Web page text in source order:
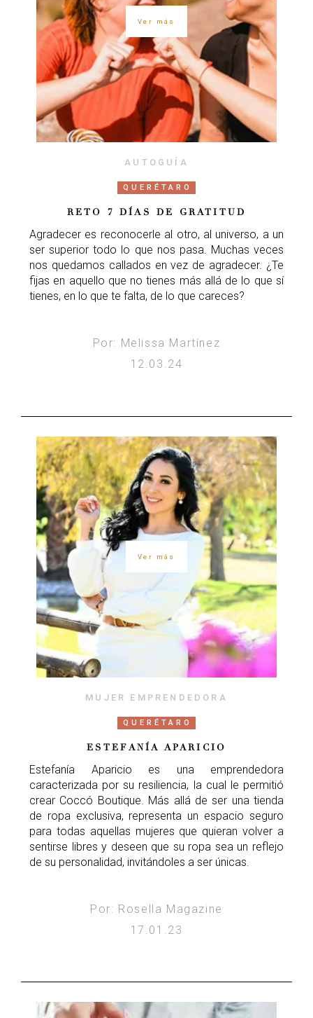
Ver más
AUTOGUÍA
QUERÉTARO
RETO 7 DÍAS DE GRATITUD
Agradecer es reconocerle al otro, al universo, a un
ser superior todo lo que nos pasa. Muchas veces
nos quedamos callados en vez de agradecer. ¿Te
fijas en aquello que no tienes más allá de lo que sí
tienes, en lo que te falta, de lo que careces?
Por: Melissa Martínez
12.03.24
Ver más
MUJER EMPRENDEDORA
QUERÉTARO
ESTEFANÍA APARICIO
Estefanía Aparicio es una emprendedora
caracterizada por su resiliencia, la cual le permitió
crear Coccó Boutique. Más allá de ser una tienda
de ropa exclusiva, representa un espacio seguro
para todas aquellas mujeres que quieran volver a
sentirse libres y deseen que su ropa sea un reflejo
de su personalidad, invitándoles a ser únicas.
Por: Rosella Magazine
17.01.23